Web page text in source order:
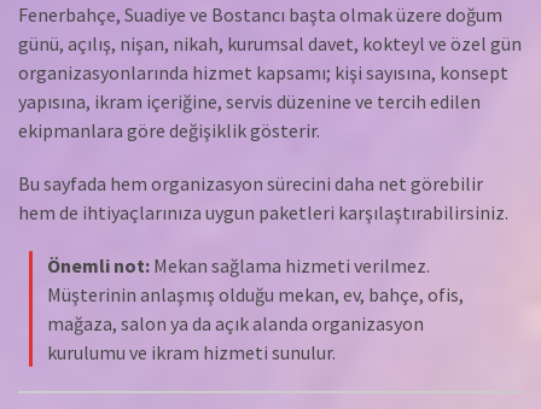
Fenerbahçe, Suadiye ve Bostancı başta olmak üzere doğum
günü, açılış, nişan, nikah, kurumsal davet, kokteyl ve özel gün
organizasyonlarında hizmet kapsamı; kişi sayısına, konsept
yapısına, ikram içeriğine, servis düzenine ve tercih edilen
ekipmanlara göre değişiklik gösterir.
Bu sayfada hem organizasyon sürecini daha net görebilir
hem de ihtiyaçlarınıza uygun paketleri karşılaştırabilirsiniz.
Önemli not: Mekan sağlama hizmeti verilmez.
Müşterinin anlaşmış olduğu mekan, ev, bahçe, ofis,
mağaza, salon ya da açık alanda organizasyon
kurulumu ve ikram hizmeti sunulur.